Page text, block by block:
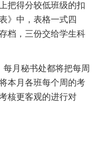
把得分较低班级的扣
》中，表格一式四
档，三份交给学生科
月秘书处都将把每周
本月各班每个周的考
核更客观的进行对